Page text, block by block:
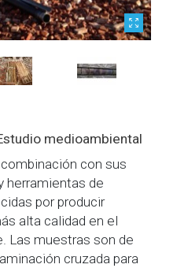
medioambiental
con sus
herramientas de
por producir
alta calidad en el
Las muestras son de
cruzada para